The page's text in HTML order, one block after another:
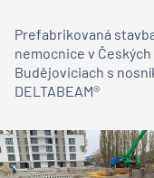
Prefabrikovaná
nemocnice v Českých
Budějoviciach s
DELTABEAM®